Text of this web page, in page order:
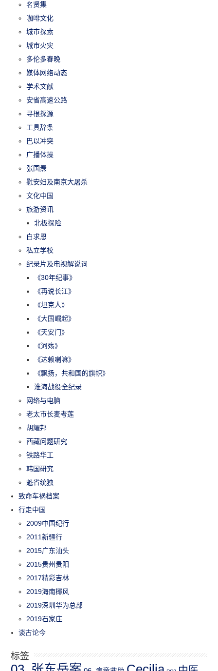
名贤集
咖啡文化
城市探索
城市火灾
多伦多春晚
媒体网络动态
学术文献
安省高速公路
寻根探源
工具辞条
巴以冲突
广播体操
张国焘
慰安妇及南京大屠杀
文化中国
旅游资讯
北极探险
白求恩
私立学校
纪录片及电视解说词
《30年纪事》
《再说长江》
《坦克人》
《大国崛起》
《天安门》
《河殇》
《达赖喇嘛》
《飘扬，共和国的旗帜》
淮海战役全纪录
网络与电脑
老太市长麦考莲
胡耀邦
西藏问题研究
铁路华工
韩国研究
魁省统独
致命车祸档案
行走中国
2009中国纪行
2011新疆行
2015广东汕头
2015贵州贵阳
2017精彩吉林
2019海南椰风
2019深圳华为总部
2019石家庄
谈古论今
标签